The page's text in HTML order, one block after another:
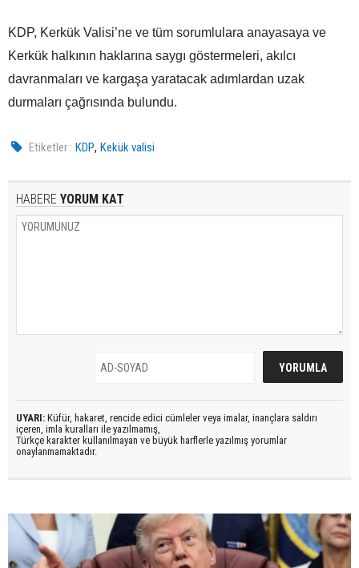
KDP, Kerkük Valisi’ne ve tüm sorumlulara anayasaya ve
Kerkük halkının haklarına saygı göstermeleri, akılcı
davranmaları ve kargaşa yaratacak adımlardan uzak
durmaları çağrısında bulundu.
Etiketler : KDP,Kekük valisi
HABERE YORUM KAT
UYARI: Küfür, hakaret, rencide edici cümleler veya imalar, inançlara saldırı
içeren, imla kuralları ile yazılmamış,
Türkçe karakter kullanılmayan ve büyük harflerle yazılmış yorumlar
onaylanmamaktadır.